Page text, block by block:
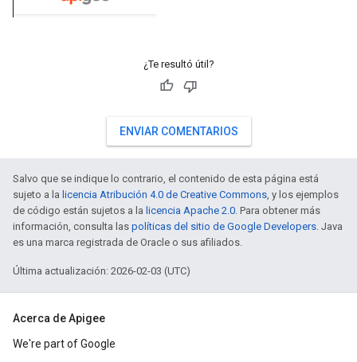
¿Te resultó útil?
ENVIAR COMENTARIOS
Salvo que se indique lo contrario, el contenido de esta página está
sujeto a la licencia Atribución 4.0 de Creative Commons, y los ejemplos
de código están sujetos a la licencia Apache 2.0. Para obtener más
información, consulta las políticas del sitio de Google Developers. Java
es una marca registrada de Oracle o sus afiliados.
Última actualización: 2026-02-03 (UTC)
Acerca de Apigee
We're part of Google